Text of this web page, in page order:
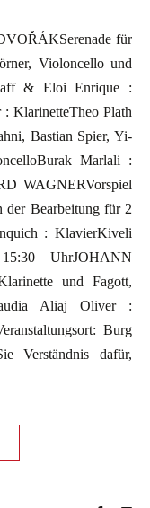
Violoncello und
& Eloi Enrique :
KlarinetteTheo Plath
Bastian Spier, Yi-
Marlali :
WAGNERVorspiel
der Bearbeitung für 2
: KlavierKiveli
UhrJOHANN
und Fagott,
Aliaj Oliver :
Burg
Verständnis dafür,